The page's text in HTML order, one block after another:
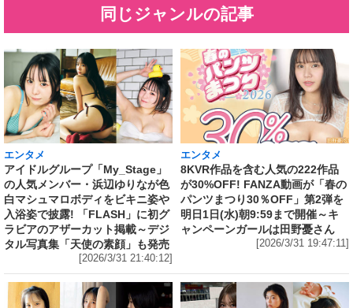
同じジャンルの記事
エンタメ
アイドルグループ「My_Stage」
の人気メンバー・浜辺ゆりなが色
白マシュマロボディをビキニ姿や
入浴姿で披露! 「FLASH」に初グ
ラビアのアザーカット掲載～デジ
タル写真集「天使の素顔」も発売
[2026/3/31 21:40:12]
エンタメ
8KVR作品を含む人気の222作品
が30%OFF! FANZA動画が「春の
パンツまつり30％OFF」第2弾を
明日1日(水)朝9:59まで開催～キ
ャンペーンガールは田野憂さん
[2026/3/31 19:47:11]